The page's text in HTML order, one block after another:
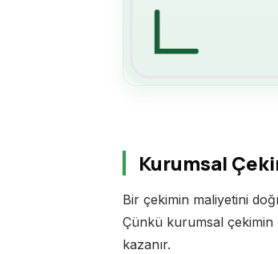
Kurumsal
Bir çekimin maliyetini
Çünkü kurumsal çekimin
kazanır.